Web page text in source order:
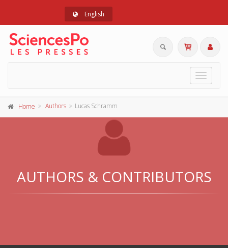
English
Toggle
Home Authors Lucas Schramm
AUTHORS & CONTRIBUTORS